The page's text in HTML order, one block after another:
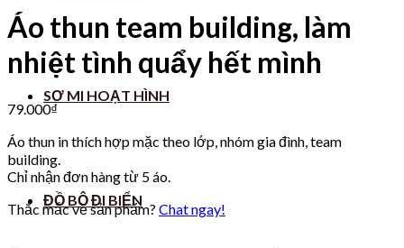
SƠ MI HOẠT HÌNH
ĐỒ BỘ ĐI BIỂN
Áo thun team building, làm
nhiệt tình quẩy hết mình
79.000₫
Áo thun in thích hợp mặc theo lớp, nhóm gia đình, team
building.
Chỉ nhận đơn hàng từ 5 áo.
Thắc mắc về sản phẩm? Chat ngay!